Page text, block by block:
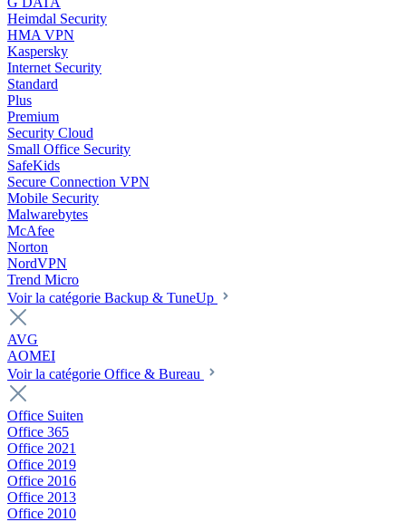
Heimdal Security
HMA VPN
Kaspersky
Internet Security
Standard
Plus
Premium
Security Cloud
Small Office Security
SafeKids
Secure Connection VPN
Mobile Security
Malwarebytes
McAfee
Norton
NordVPN
Trend Micro
Voir la catégorie Backup & TuneUp
AVG
AOMEI
Voir la catégorie Office & Bureau
Office Suiten
Office 365
Office 2021
Office 2019
Office 2016
Office 2013
Office 2010